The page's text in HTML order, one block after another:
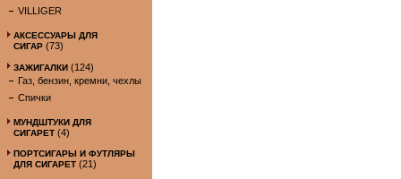
VILLIGER
АКСЕССУАРЫ ДЛЯ
СИГАР (73)
ЗАЖИГАЛКИ (124)
Газ, бензин, кремни, чехлы
Спички
МУНДШТУКИ ДЛЯ
СИГАРЕТ (4)
ПОРТСИГАРЫ И ФУТЛЯРЫ
ДЛЯ СИГАРЕТ (21)